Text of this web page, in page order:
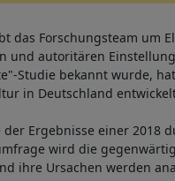
das Forschungsteam um
und autoritären
Studie bekannt wurde,
in Deutschland
der Ergebnisse einer 2018
wird die
ihre Ursachen werden